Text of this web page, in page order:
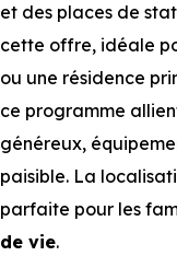
et des places de
cette offre, idéale
ou une résidence
ce programme
généreux,
paisible. La
parfaite pour les
de vie.